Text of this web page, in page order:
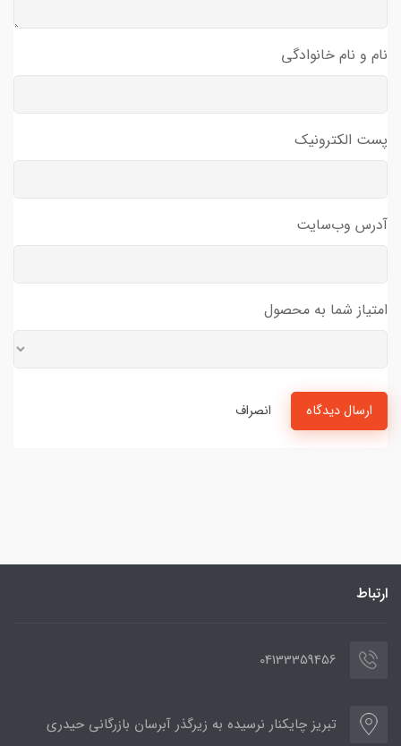
نام و نام خانوادگی
پست الکترونیک
آدرس وب‌سایت
امتیاز شما به محصول
ارسال دیدگاه انصراف
ارتباط
04133359456
تبریز چایکنار نرسیده به زیرگذر آبرسان بازرگانی حیدری